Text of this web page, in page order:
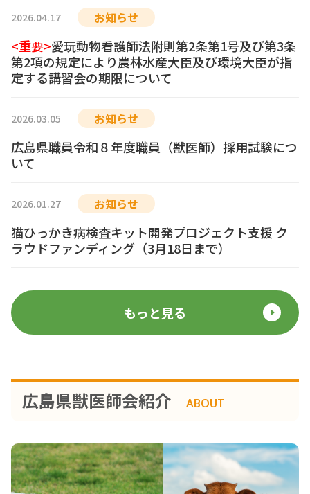
2026.04.17 お知らせ
<重要>愛玩動物看護師法附則第2条第1号及び第3条
第2項の規定により農林水産大臣及び環境大臣が指
定する講習会の期限について
2026.03.05 お知らせ
広島県職員令和８年度職員（獣医師）採用試験につ
いて
2026.01.27 お知らせ
猫ひっかき病検査キット開発プロジェクト支援 ク
ラウドファンディング（3月18日まで）
もっと見る
広島県獣医師会紹介 ABOUT